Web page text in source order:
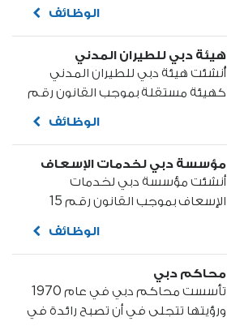
حماية الأرواح والأملاك والبيئة. وتلعب
حيوياً في دبي، وخاصة في ميدان
الأمان الصناعي والتجاري...
الوظائف
هيئة دبي للطيران المدني
أُنشئت هيئة دبي للطيران المدني
كهيئة مستقلة بموجب القانون رقم
اختصاصات وصلاحيات الهيئة بموجب
هيئة دبي للطيران المدني، وهي
الجهة المختصة بتنظيم شؤون
الطيران المدني في إمارة دبي.
الوظائف
مؤسسة دبي لخدمات الإسعاف
أنشئت مؤسسة دبي لخدمات
الإسعاف بموجب القانون رقم 15
الشيخ محمد بن راشد آل مكتوم نائب
حاكم دبي...
الوظائف
محاكم دبي
تأسست محاكم دبي في عام 1970
ورؤيتها تتجلى في أن تصبح رائدة في